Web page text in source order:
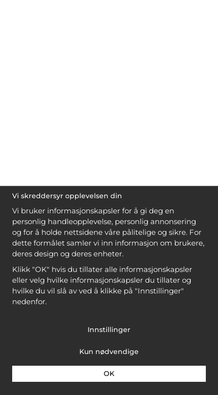
Vi skreddersyr opplevelsen din
Vi bruker informasjonskapsler for å gi deg en
personlig handleopplevelse, personlig annonsering
og for å holde nettsidene våre pålitelige og sikre. For
dette formålet samler vi inn informasjon om brukere,
deres design og deres enheter.
Klikk "OK" hvis du tillater alle informasjonskapsler
eller velg hvilke informasjonskapsler du tillater og
hvilke du vil slå av ved å klikke på "Innstillinger"
nedenfor.
Innstillinger
Kun nødvendige
OK